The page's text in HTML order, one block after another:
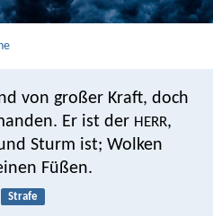
von großer Kraft, doch
Er ist der HERR,
Sturm ist; Wolken
Füßen.
Strafe